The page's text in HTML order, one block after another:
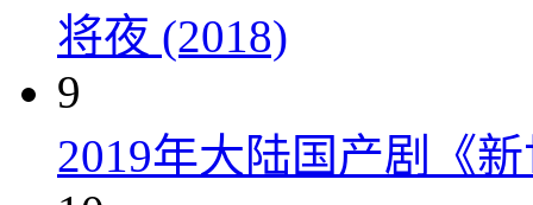
将夜 (2018)
9
2019年大陆国产剧《